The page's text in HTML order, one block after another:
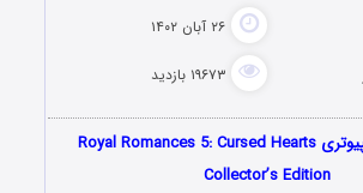
۲۶ آبان ۱۴۰۲
۱۹۶۷۳ بازدید
دانلود بازی کامپیوتری Royal Romances 5: Cursed Hearts
Collector’s Edition